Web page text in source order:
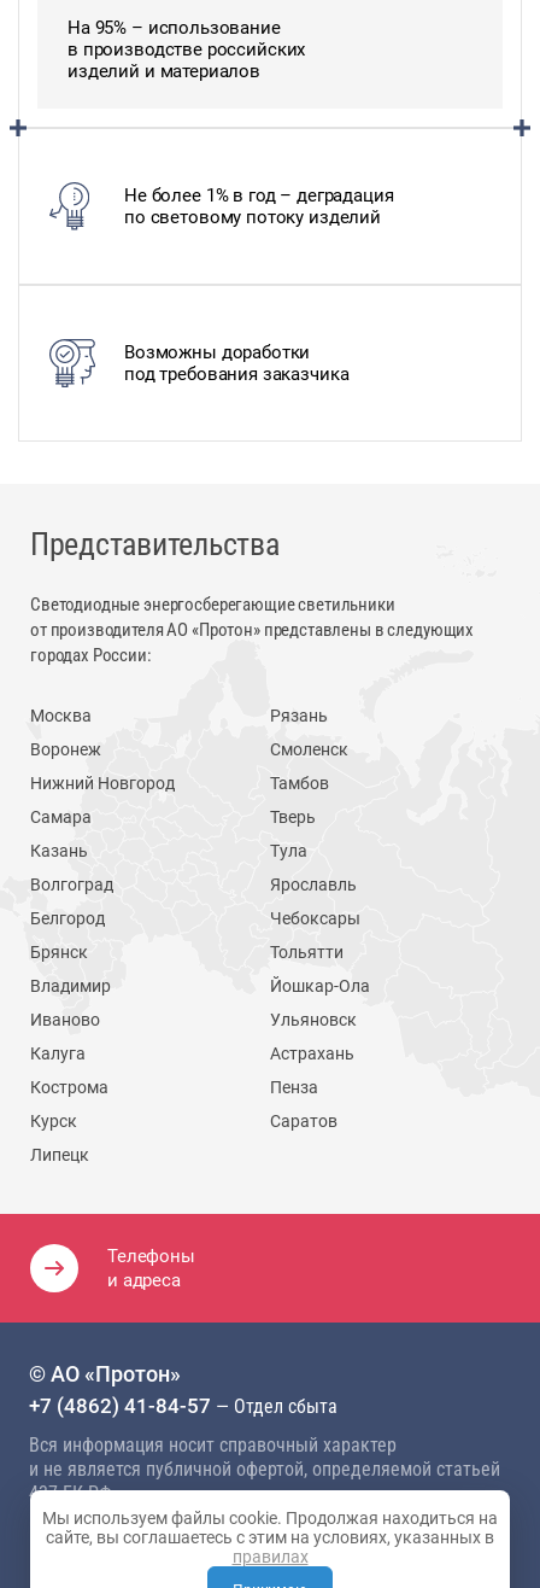
На 95% – использование
в производстве российских
изделий и материалов
Не более 1% в год – деградация
по световому потоку изделий
Возможны доработки
под требования заказчика
Телефоны
и адреса
Представительства
Светодиодные энергосберегающие светильники
от производителя АО «Протон» представлены в следующих
городах России:
Москва
Воронеж
Нижний Новгород
Самара
Казань
Волгоград
Белгород
Брянск
Владимир
Иваново
Калуга
Кострома
Курск
Липецк
Рязань
Смоленск
Тамбов
Тверь
Тула
Ярославль
Чебоксары
Тольятти
Йошкар-Ола
Ульяновск
Астрахань
Пенза
Саратов
© АО «Протон»
+7 (4862) 41-84-57 — Отдел сбыта
Вся информация носит справочный характер
и не является публичной офертой, определяемой статьей
437 ГК РФ
Политика конфиденциальности
Мы используем файлы cookie. Продолжая находиться на
сайте, вы соглашаетесь с этим на условиях, указанных в
правилах